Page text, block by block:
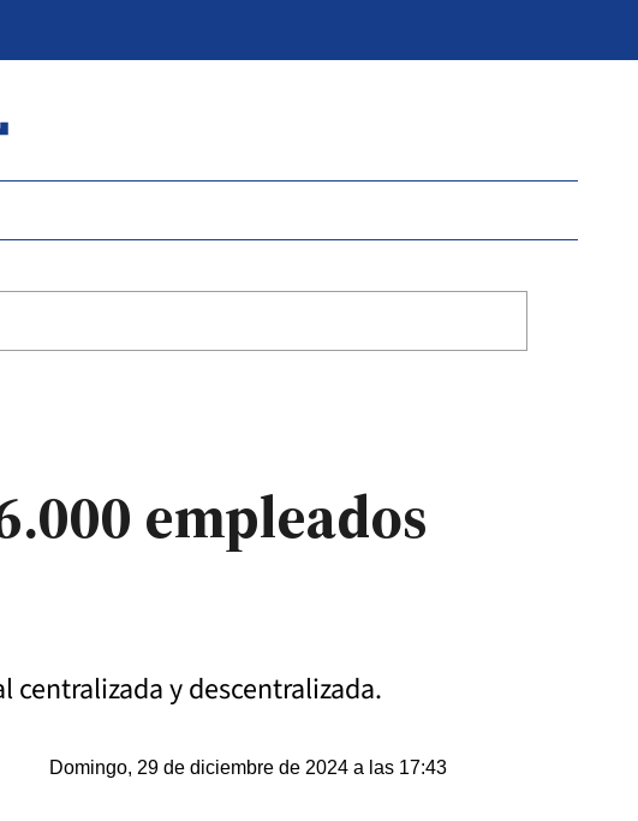
empleados
y descentralizada.
Domingo, 29 de diciembre de 2024 a las 17:43